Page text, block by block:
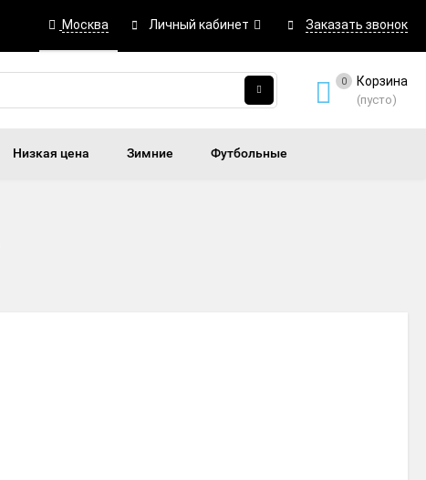
Москва Личный кабинет Заказать звонок
0 Корзина
(пусто)
Низкая цена Зимние Футбольные